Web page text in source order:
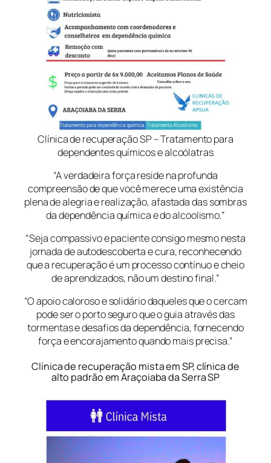
Clínica de recuperação SP – Tratamento para
dependentes químicos e alcoólatras
“A verdadeira força reside na profunda
compreensão de que você merece uma existência
plena de alegria e realização, afastada das sombras
da dependência química e do alcoolismo.”
“Seja compassivo e paciente consigo mesmo nesta
jornada de autodescoberta e cura, reconhecendo
que a recuperação é um processo contínuo e cheio
de aprendizados, não um destino final.”
“O apoio caloroso e solidário daqueles que o cercam
pode ser o porto seguro que o guia através das
tormentas e desafios da dependência, fornecendo
força e encorajamento quando mais precisa.”
Clínica de recuperação mista em SP, clínica de
alto padrão em Araçoiaba da Serra SP